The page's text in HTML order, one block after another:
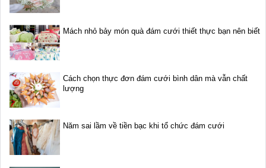
Mách nhỏ bảy món quà đám cưới thiết thực bạn nên biết
Cách chọn thực đơn đám cưới bình dân mà vẫn chất
lượng
Năm sai lầm về tiền bạc khi tổ chức đám cưới